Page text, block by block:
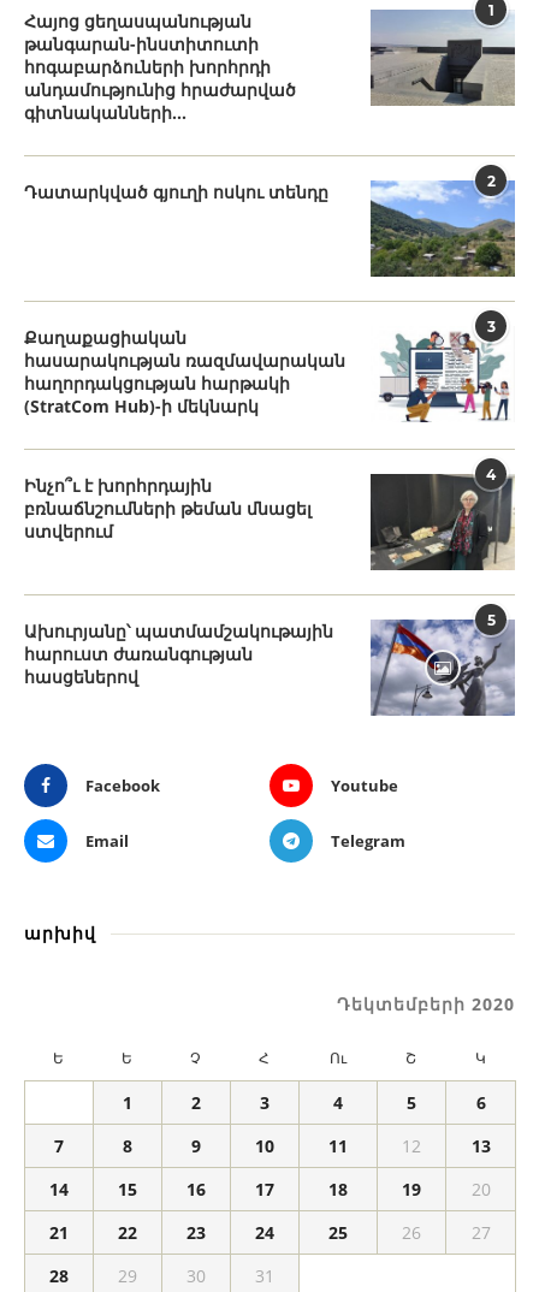
1
Հայոց ցեղասպանության
թանգարան-ինստիտուտի
հոգաբարձուների խորհրդի
անդամությունից հրաժարված
գիտնականների...
2
Դատարկված գյուղի ոսկու տենդը
3
Քաղաքացիական
հասարակության ռազմավարական
հաղորդակցության հարթակի
(StratCom Hub)-ի մեկնարկ
4
Ինչո՞ւ է խորհրդային
բռնաճնշումների թեման մնացել
ստվերում
5
Ախուրյանը՝ պատմամշակութային
հարուստ ժառանգության
հասցեներով
Facebook Youtube
Email Telegram
արխիվ
Դեկտեմբերի 2020
Ե Ե Չ Հ Ու Շ Կ
1 2 3 4 5
6
7
8 9 10 11 12
13
14
15 16 17 18 19
20
21
22 23 24 25 26
27
28
29 30 31